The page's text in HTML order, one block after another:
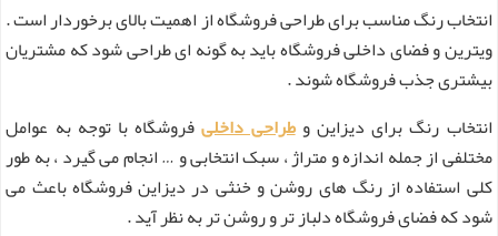
انتخاب رنگ مناسب برای طراحی فروشگاه از اهمیت بالای برخوردار است .
ویترین و فضای داخلی فروشگاه باید به گونه ای طراحی شود که مشتریان
بیشتری جذب فروشگاه شوند .
انتخاب رنگ برای دیزاین وطراحی داخلیفروشگاه با توجه به عوامل
مختلفی از جمله اندازه و متراژ ، سبک انتخابی و … انجام می گیرد ، به طور
کلی استفاده از رنگ های روشن و خنثی در دیزاین فروشگاه باعث می
شود که فضای فروشگاه دلباز تر و روشن تر به نظر آید .